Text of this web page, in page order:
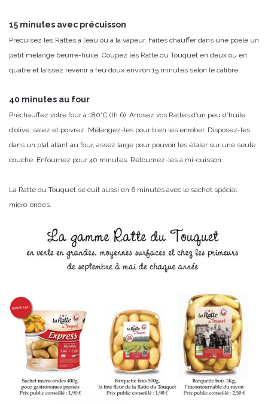
15 minutes avec précuisson
Précuisez les Rattes à l’eau ou à la vapeur. Faites chauffer dans une poêle un
petit mélange beurre-huile. Coupez les Ratte du Touquet en deux ou en
quatre et laissez revenir à feu doux environ 15 minutes selon le calibre.
40 minutes au four
Préchauffez votre four à 180°C (th.6). Arrosez vos Rattes d’un peu d’huile
d’olive, salez et poivrez. Mélangez-les pour bien les enrober. Disposez-les
dans un plat allant au four, assez large pour pouvoir les étaler sur une seule
couche. Enfournez pour 40 minutes. Retournez-les à mi-cuisson.
La Ratte du Touquet se cuit aussi en 6 minutes avec le sachet spécial
micro-ondes.